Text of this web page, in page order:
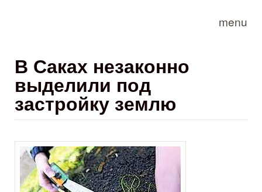
menu
В Саках незаконно
выделили под
застройку землю